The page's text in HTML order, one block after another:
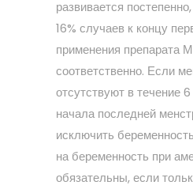
развивается
16% случаев к концу
применения препарата
соответственно. Если
отсутствуют в течение
начала последней
исключить
на беременность при
обязательны, если